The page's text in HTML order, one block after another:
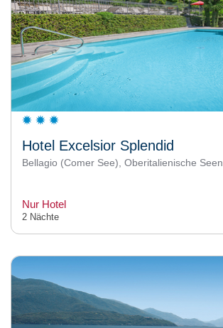
Hotel Excelsior Splendid
Bellagio (Comer See), Oberitalienische Seen
Nur Hotel
2 Nächte